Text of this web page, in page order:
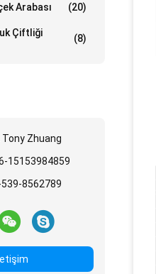
Arabası (20)
Çiftliği
(8)
Tony Zhuang
15153984859
8562789
İletişim